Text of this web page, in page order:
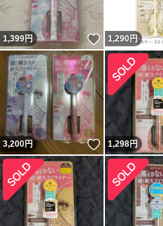
1,399円 いいね！
1,290 円
3,200円 いいね！
1,298円